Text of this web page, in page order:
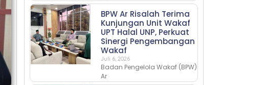
BPW Ar Risalah Terima
Kunjungan Unit Wakaf
UPT Halal UNP, Perkuat
Sinergi Pengembangan
Wakaf
Juli 6, 2026
Badan Pengelola Wakaf (BPW)
Ar